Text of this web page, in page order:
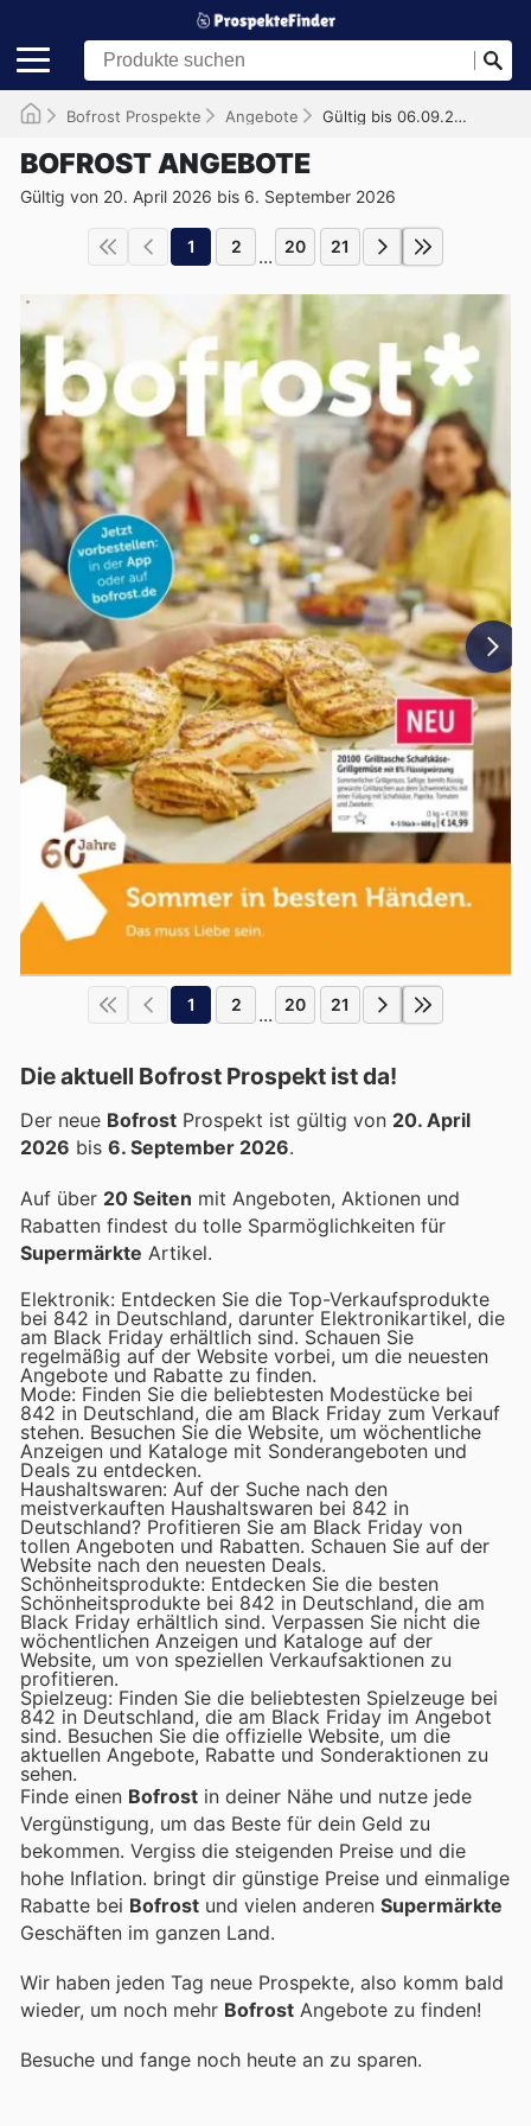
Bofrost Prospekte Angebote Gültig bis 06.09.2026
BOFROST ANGEBOTE
Gültig von 20. April 2026 bis 6. September 2026
1 2 ... 20 21
1 2 ... 20 21
Die aktuell Bofrost Prospekt ist da!
Der neue Bofrost Prospekt ist gültig von 20. April
2026 bis 6. September 2026.
Auf über 20 Seiten mit Angeboten, Aktionen und
Rabatten findest du tolle Sparmöglichkeiten für
Supermärkte Artikel.
Elektronik: Entdecken Sie die Top-Verkaufsprodukte
bei 842 in Deutschland, darunter Elektronikartikel, die
am Black Friday erhältlich sind. Schauen Sie
regelmäßig auf der Website vorbei, um die neuesten
Angebote und Rabatte zu finden.
Mode: Finden Sie die beliebtesten Modestücke bei
842 in Deutschland, die am Black Friday zum Verkauf
stehen. Besuchen Sie die Website, um wöchentliche
Anzeigen und Kataloge mit Sonderangeboten und
Deals zu entdecken.
Haushaltswaren: Auf der Suche nach den
meistverkauften Haushaltswaren bei 842 in
Deutschland? Profitieren Sie am Black Friday von
tollen Angeboten und Rabatten. Schauen Sie auf der
Website nach den neuesten Deals.
Schönheitsprodukte: Entdecken Sie die besten
Schönheitsprodukte bei 842 in Deutschland, die am
Black Friday erhältlich sind. Verpassen Sie nicht die
wöchentlichen Anzeigen und Kataloge auf der
Website, um von speziellen Verkaufsaktionen zu
profitieren.
Spielzeug: Finden Sie die beliebtesten Spielzeuge bei
842 in Deutschland, die am Black Friday im Angebot
sind. Besuchen Sie die offizielle Website, um die
aktuellen Angebote, Rabatte und Sonderaktionen zu
sehen.
Finde einen Bofrost in deiner Nähe und nutze jede
Vergünstigung, um das Beste für dein Geld zu
bekommen. Vergiss die steigenden Preise und die
hohe Inflation. bringt dir günstige Preise und einmalige
Rabatte bei Bofrost und vielen anderen Supermärkte
Geschäften im ganzen Land.
Wir haben jeden Tag neue Prospekte, also komm bald
wieder, um noch mehr Bofrost Angebote zu finden!
Besuche und fange noch heute an zu sparen.